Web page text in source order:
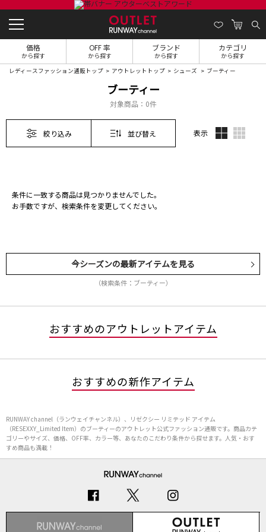
価格
から探す
OFF 率
から探す
ブランド
から探す
カテゴリ
から探す
レディースファッション通販トップ アウトレットトップ シューズ ブーティー
ブーティー
対象商品： 0件
絞り込み 並び替え 表示
条件に一致する商品は見つかりませんでした。
お手数ですが、検索条件を変更してください。
今シーズンの最新アイテムを見る
（検索条件：ブーティー）
おすすめのアウトレットアイテム
おすすめの新作アイテム
RUNWAY channel（ランウェイチャンネル）、リゼクシー リミテッド アイテム
（RESEXXY_Limited Item）のブーティーのアウトレット公式ファッション通販です。商品カテ
ゴリーやサイズ、価格、OFF率、カラー等、あなたのこだわり条件から探せます。人気・おす
すめ商品も満載！